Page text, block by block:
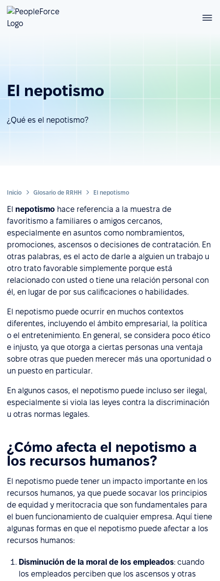
El nepotismo
¿Qué es el nepotismo?
Inicio Glosario de RRHH El nepotismo
El nepotismo hace referencia a la muestra de
favoritismo a familiares o amigos cercanos,
especialmente en asuntos como nombramientos,
promociones, ascensos o decisiones de contratación. En
otras palabras, es el acto de darle a alguien un trabajo u
otro trato favorable simplemente porque está
relacionado con usted o tiene una relación personal con
él, en lugar de por sus calificaciones o habilidades.
El nepotismo puede ocurrir en muchos contextos
diferentes, incluyendo el ámbito empresarial, la política
o el entretenimiento. En general, se considera poco ético
e injusto, ya que otorga a ciertas personas una ventaja
sobre otras que pueden merecer más una oportunidad o
un puesto en particular.
En algunos casos, el nepotismo puede incluso ser ilegal,
especialmente si viola las leyes contra la discriminación
u otras normas legales.
¿Cómo afecta el nepotismo a
los recursos humanos?
El nepotismo puede tener un impacto importante en los
recursos humanos, ya que puede socavar los principios
de equidad y meritocracia que son fundamentales para
el buen funcionamiento de cualquier empresa. Aquí tiene
algunas formas en que el nepotismo puede afectar a los
recursos humanos:
Disminución de la moral de los empleados: cuando
los empleados perciben que los ascensos y otras